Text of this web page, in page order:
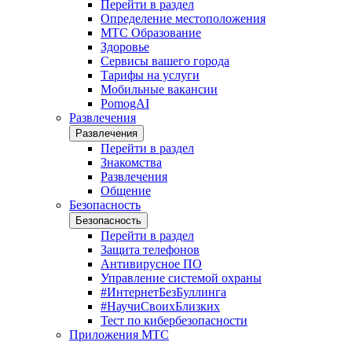
Перейти в раздел
Определение местоположения
МТС Образование
Здоровье
Сервисы вашего города
Тарифы на услуги
Мобильные вакансии
PomogAI
Развлечения
Развлечения
Перейти в раздел
Знакомства
Развлечения
Общение
Безопасность
Безопасность
Перейти в раздел
Защита телефонов
Антивирусное ПО
Управление системой охраны
#ИнтернетБезБуллинга
#НаучиСвоихБлизких
Тест по кибербезопасности
Приложения МТС